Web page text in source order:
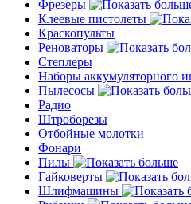
Фрезеры
Клеевые пистолеты
Краскопульты
Реноваторы
Степлеры
Наборы аккумуляторного
Пылесосы
Радио
Штроборезы
Отбойные молотки
Фонари
Пилы
Гайковерты
Шлифмашины